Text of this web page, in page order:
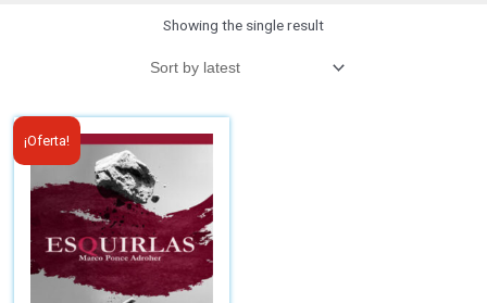
Showing the single result
¡Oferta!